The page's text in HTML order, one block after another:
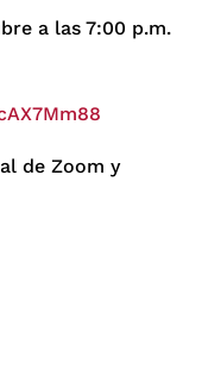
a las 7:00 p.m.
de Zoom y